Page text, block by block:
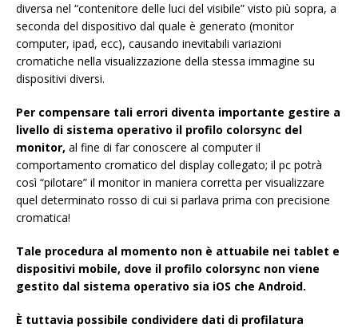
diversa nel “contenitore delle luci del visibile” visto più sopra, a
seconda del dispositivo dal quale è generato (monitor
computer, ipad, ecc), causando inevitabili variazioni
cromatiche nella visualizzazione della stessa immagine su
dispositivi diversi.
Per compensare tali errori diventa importante gestire a
livello di sistema operativo il profilo colorsync del
monitor, al fine di far conoscere al computer il
comportamento cromatico del display collegato; il pc potrà
così “pilotare” il monitor in maniera corretta per visualizzare
quel determinato rosso di cui si parlava prima con precisione
cromatica!
Tale procedura al momento non è attuabile nei tablet e
dispositivi mobile, dove il profilo colorsync non viene
gestito dal sistema operativo sia iOS che Android.
È tuttavia possibile condividere dati di profilatura